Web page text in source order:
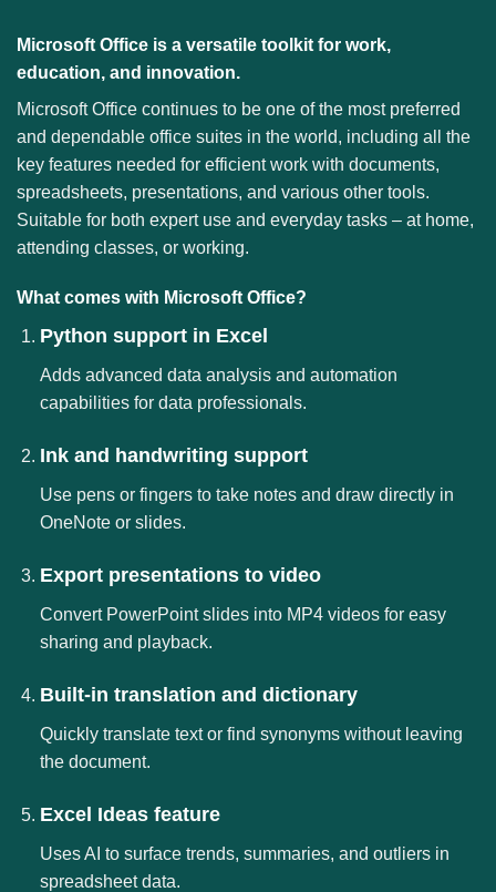
Microsoft Office is a versatile toolkit for work,
education, and innovation.
Microsoft Office continues to be one of the most preferred
and dependable office suites in the world, including all the
key features needed for efficient work with documents,
spreadsheets, presentations, and various other tools.
Suitable for both expert use and everyday tasks – at home,
attending classes, or working.
What comes with Microsoft Office?
Python support in Excel
Adds advanced data analysis and automation
capabilities for data professionals.
Ink and handwriting support
Use pens or fingers to take notes and draw directly in
OneNote or slides.
Export presentations to video
Convert PowerPoint slides into MP4 videos for easy
sharing and playback.
Built-in translation and dictionary
Quickly translate text or find synonyms without leaving
the document.
Excel Ideas feature
Uses AI to surface trends, summaries, and outliers in
spreadsheet data.